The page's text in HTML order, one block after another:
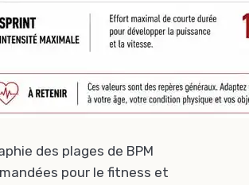
des plages de BPM
pour le fitness et